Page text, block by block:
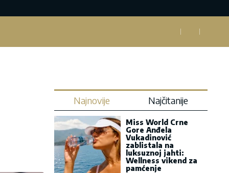
Najnovije Najčitanije
Miss World Crne
Gore Anđela
Vukadinović
zablistala na
luksuznoj jahti:
Wellness vikend za
pamćenje